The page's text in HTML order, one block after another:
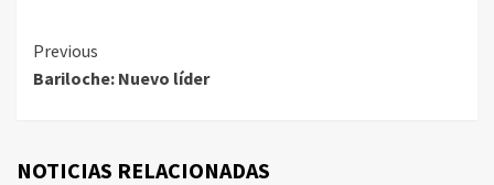
Continue
Reading
Previous
Bariloche: Nuevo líder
NOTICIAS RELACIONADAS